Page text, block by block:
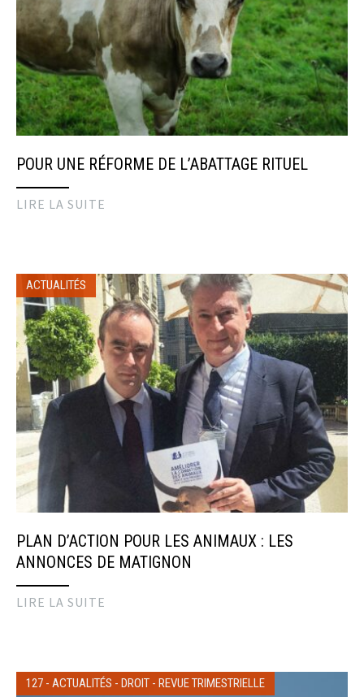
POUR UNE RÉFORME DE L’ABATTAGE RITUEL
LIRE LA SUITE
ACTUALITÉS
PLAN D’ACTION POUR LES ANIMAUX : LES
ANNONCES DE MATIGNON
LIRE LA SUITE
127 - ACTUALITÉS - DROIT - REVUE TRIMESTRIELLE